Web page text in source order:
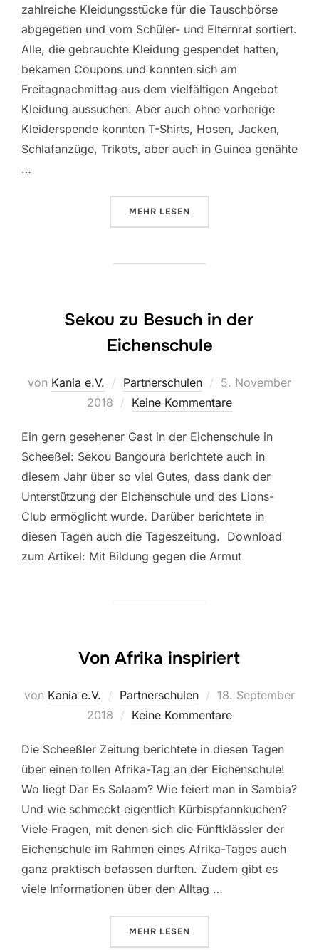
zahlreiche Kleidungsstücke für die Tauschbörse
abgegeben und vom Schüler- und Elternrat sortiert.
Alle, die gebrauchte Kleidung gespendet hatten,
bekamen Coupons und konnten sich am
Freitagnachmittag aus dem vielfältigen Angebot
Kleidung aussuchen. Aber auch ohne vorherige
Kleiderspende konnten T-Shirts, Hosen, Jacken,
Schlafanzüge, Trikots, aber auch in Guinea genähte
…
MEHR ÜBER „SPENDEN FÜR KANIA AM
LESEN
Sekou zu Besuch in der
Eichenschule
von Kania e.V. Partnerschulen
Veröffentlicht
am
5. November
2018
Keine Kommentare
Ein gern gesehener Gast in der Eichenschule in
Scheeßel: Sekou Bangoura berichtete auch in
diesem Jahr über so viel Gutes, dass dank der
Unterstützung der Eichenschule und des Lions-
Club ermöglicht wurde. Darüber berichtete in
diesen Tagen auch die Tageszeitung. Download
zum Artikel: Mit Bildung gegen die Armut
Von Afrika inspiriert
von Kania e.V. Partnerschulen
Veröffentlicht
am
18. September
2018
Keine Kommentare
Die Scheeßler Zeitung berichtete in diesen Tagen
über einen tollen Afrika-Tag an der Eichenschule!
Wo liegt Dar Es Salaam? Wie feiert man in Sambia?
Und wie schmeckt eigentlich Kürbispfannkuchen?
Viele Fragen, mit denen sich die Fünftklässler der
Eichenschule im Rahmen eines Afrika-Tages auch
ganz praktisch befassen durften. Zudem gibt es
viele Informationen über den Alltag …
MEHR ÜBER „VON AFRIKA INSPIRIERT“
LESEN